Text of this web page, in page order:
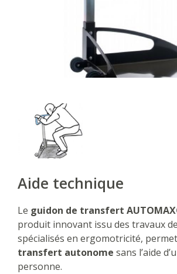
Aide technique
Le guidon de transfert
produit innovant issu des travaux
spécialisés en ergomotricité,
transfert autonome sans l’aide
personne.